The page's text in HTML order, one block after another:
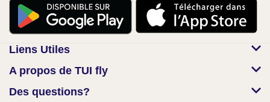
Liens Utiles
A propos de TUI fly
Des questions?